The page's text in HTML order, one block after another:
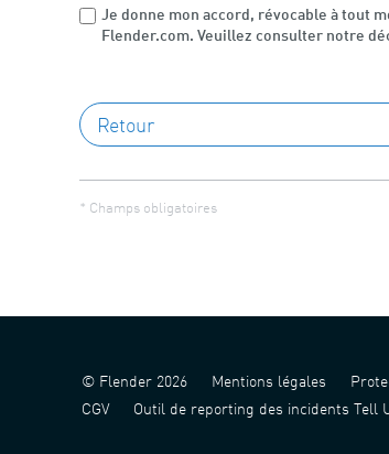
Je donne mon accord, révocable à tout
Flender.com. Veuillez consulter notre
* Champs obligatoires
© Flender 2026 Mentions légales
CGV
Outil de reporting des incidents Tell